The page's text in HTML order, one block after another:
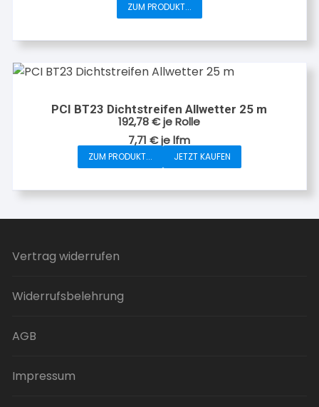
ZUM PRODUKT...
Dieses
weist
mehrere
Die
Optionen
können
auf
gewählt
PCI BT23 Dichtstreifen Allwetter 25 m
192,78€je Rolle
7,71€jelfm
ZUM PRODUKT... JETZT KAUFEN
Vertrag widerrufen
Widerrufsbelehrung
AGB
Impressum